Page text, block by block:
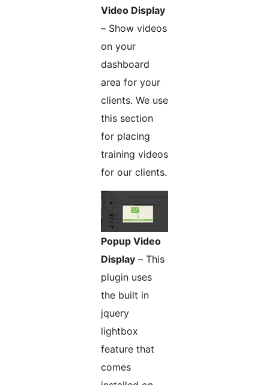
Video Display
– Show videos
on your
dashboard
area for your
clients. We use
this section
for placing
training videos
for our clients.
Popup Video
Display – This
plugin uses
the built in
jquery
lightbox
feature that
comes